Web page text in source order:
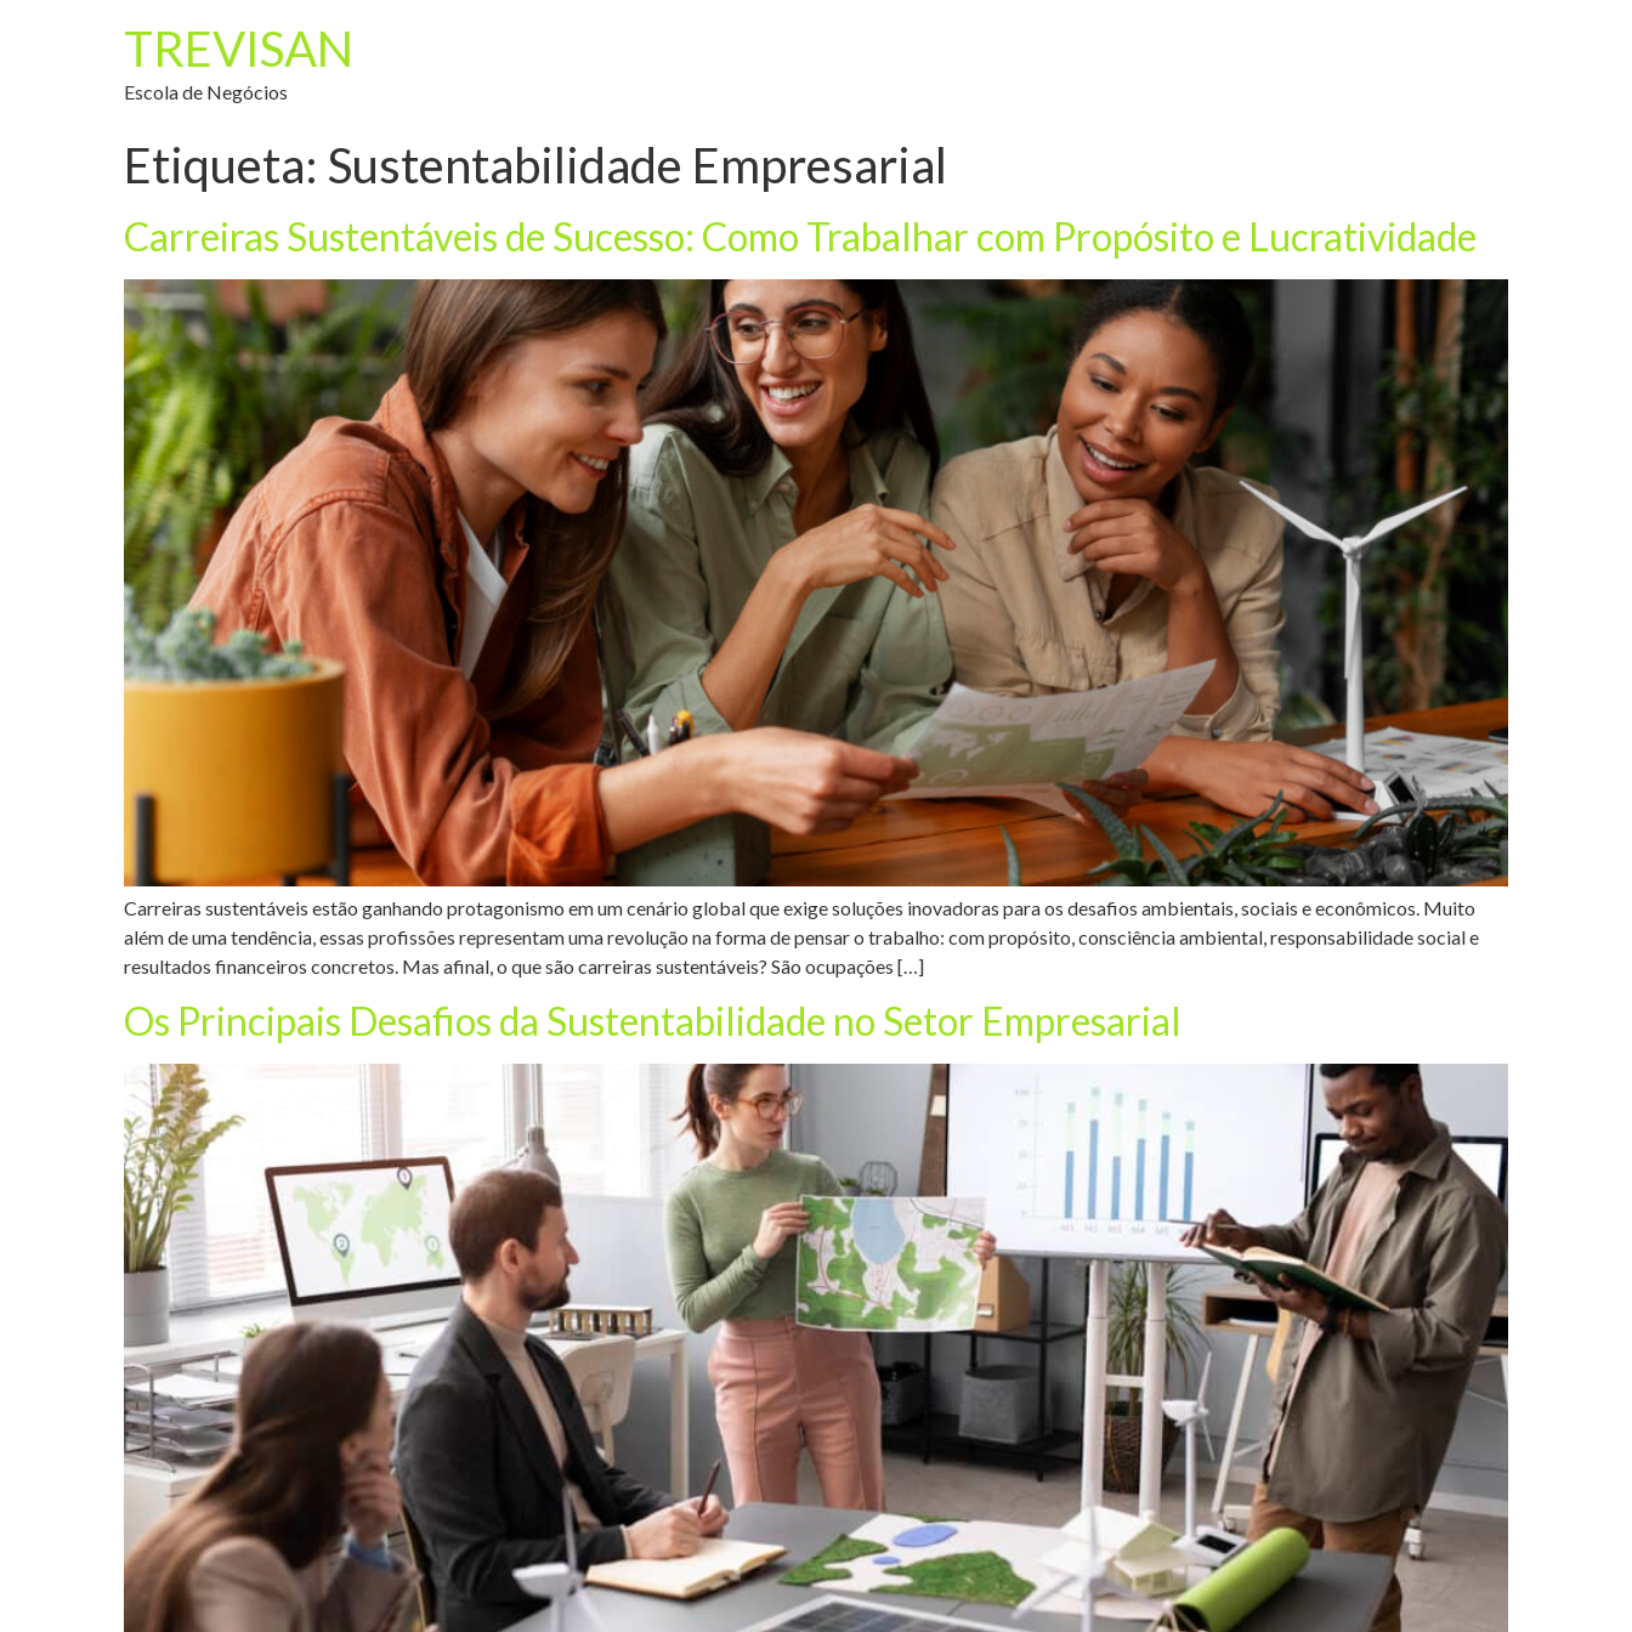
TREVISAN
Escola de Negócios
Etiqueta: Sustentabilidade Empresarial
Carreiras Sustentáveis de Sucesso: Como Trabalhar com Propósito e Lucratividade
Carreiras sustentáveis estão ganhando protagonismo em um cenário global que exige soluções inovadoras para os desafios ambientais, sociais e econômicos. Muito
além de uma tendência, essas profissões representam uma revolução na forma de pensar o trabalho: com propósito, consciência ambiental, responsabilidade social e
resultados financeiros concretos. Mas afinal, o que são carreiras sustentáveis? São ocupações […]
Os Principais Desafios da Sustentabilidade no Setor Empresarial